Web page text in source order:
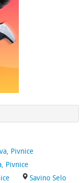
Pivnice
Pivnice
Savino Selo